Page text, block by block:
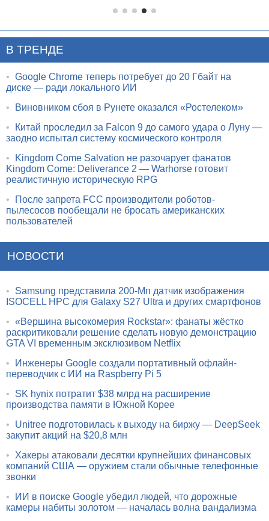
В ТРЕНДЕ
• Google Chrome теперь потребует до 20 Гбайт на
диске — ради локального ИИ
•
Виновником сбоя в Рунете оказался «Ростелеком»
•
Китай проследил за Falcon 9 до самого удара о Луну —
заодно испытал систему космического контроля
•
Kingdom Come Salvation не разочарует фанатов
Kingdom Come: Deliverance 2 — Warhorse готовит
реалистичную историческую RPG
•
После запрета FCC производители роботов-
пылесосов пообещали не бросать американских
пользователей
НОВОСТИ
•
Samsung представила 200-Мп датчик изображения
ISOCELL HPC для Galaxy S27 Ultra и других смартфонов
• «Вершина высокомерия Rockstar»: фанаты жёстко
раскритиковали решение сделать новую демонстрацию
GTA VI временным эксклюзивом Netflix
•
Инженеры Google создали портативный офлайн-
переводчик с ИИ на Raspberry Pi 5
•
SK hynix потратит $38 млрд на расширение
производства памяти в Южной Корее
•
Unitree подготовилась к выходу на биржу — DeepSeek
закупит акций на $20,8 млн
•
Хакеры атаковали десятки крупнейших финансовых
компаний США — оружием стали обычные телефонные
звонки
•
ИИ в поиске Google убедил людей, что дорожные
камеры набиты золотом — началась волна вандализма